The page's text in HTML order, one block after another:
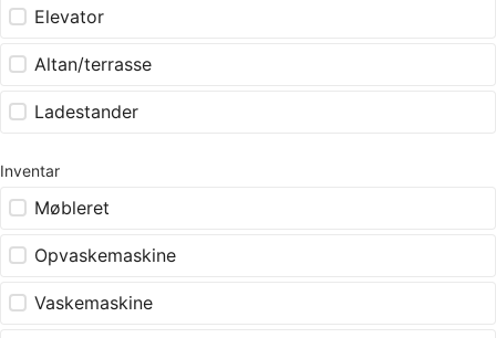
Elevator
Altan/terrasse
Ladestander
Inventar
Møbleret
Opvaskemaskine
Vaskemaskine